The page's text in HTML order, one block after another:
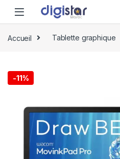
Skip to navigation
Skip to content
Accueil Tablette graphique
-11%